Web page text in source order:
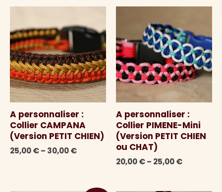
était : est :
A personnaliser :
Collier CAMPANA
(Version PETIT CHIEN)
25,00€– 30,00€
A personnaliser :
Collier PIMENE-Mini
(Version PETIT CHIEN
ou CHAT)
20,00€– 25,00€